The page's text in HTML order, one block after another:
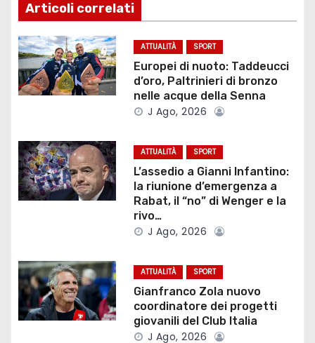
g
a
z
i
n
e
t
i
Articoli correlati
ATTUALITÀ SPORT
Europei di nuoto: Taddeucci
d’oro, Paltrinieri di bronzo
nelle acque della Senna
J Ago, 2026
ATTUALITÀ SPORT
L’assedio a Gianni Infantino:
la riunione d’emergenza a
Rabat, il “no” di Wenger e la
rivo…
J Ago, 2026
ATTUALITÀ SPORT
Gianfranco Zola nuovo
coordinatore dei progetti
giovanili del Club Italia
J Ago, 2026